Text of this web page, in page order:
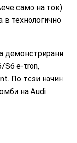
само на ток)
в технологично
демонстрирани
S6 e-tron,
По този начин
на Audi.